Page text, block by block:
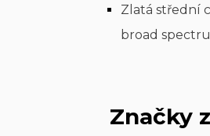
Zlatá střední
broad
Značky